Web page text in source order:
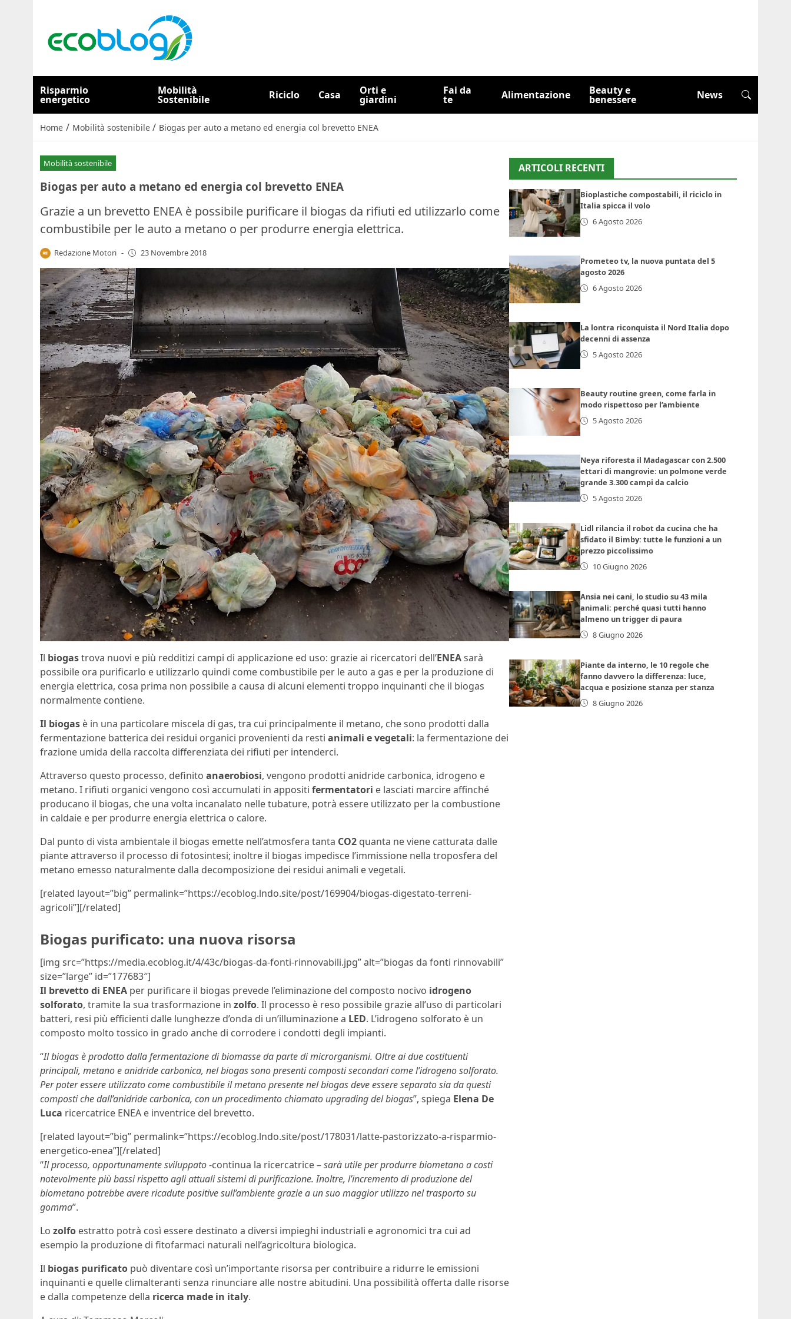
Risparmio
energetico
Mobilità
Sostenibile Riciclo Casa Orti e
giardini
Fai da
te Alimentazione Beauty e
benessere News
Home / Mobilità sostenibile / Biogas per auto a metano ed energia col brevetto ENEA
Mobilità sostenibile
Biogas per auto a metano ed energia col brevetto ENEA
Grazie a un brevetto ENEA è possibile purificare il biogas da rifiuti ed utilizzarlo come
combustibile per le auto a metano o per produrre energia elettrica.
Redazione Motori - 23 Novembre 2018
Il biogastrova nuovi e più redditizi campi di applicazione ed uso: grazie ai ricercatori dell’ENEAsarà
possibile ora purificarlo e utilizzarlo quindi come combustibile per le auto a gas e per la produzione di
energia elettrica, cosa prima non possibile a causa di alcuni elementi troppo inquinanti che il biogas
normalmente contiene.
Il biogas è in una particolare miscela di gas, tra cui principalmente il metano, che sono prodotti dalla
fermentazione batterica dei residui organici provenienti da resti animali e vegetali: la fermentazione dei
frazione umida della raccolta differenziata dei rifiuti per intenderci.
Attraverso questo processo, definito anaerobiosi, vengono prodotti anidride carbonica, idrogeno e
metano. I rifiuti organici vengono così accumulati in appositi fermentatori e lasciati marcire affinché
producano il biogas, che una volta incanalato nelle tubature, potrà essere utilizzato per la combustione
in caldaie e per produrre energia elettrica o calore.
Dal punto di vista ambientale il biogas emette nell’atmosfera tanta CO2 quanta ne viene catturata dalle
piante attraverso il processo di fotosintesi; inoltre il biogas impedisce l’immissione nella troposfera del
metano emesso naturalmente dalla decomposizione dei residui animali e vegetali.
[related layout=”big” permalink=”https://ecoblog.lndo.site/post/169904/biogas-digestato-terreni-
agricoli”][/related]
Biogas purificato: una nuova risorsa
[img src=”https://media.ecoblog.it/4/43c/biogas-da-fonti-rinnovabili.jpg” alt=”biogas da fonti rinnovabili”
size=”large” id=”177683″]
Il brevetto di ENEA per purificare il biogas prevede l’eliminazione del composto nocivo idrogeno
solforato, tramite la sua trasformazione in zolfo. Il processo è reso possibile grazie all’uso di particolari
batteri, resi più efficienti dalle lunghezze d’onda di un’illuminazione a LED. L’idrogeno solforato è un
composto molto tossico in grado anche di corrodere i condotti degli impianti.
“Il biogas è prodotto dalla fermentazione di biomasse da parte di microrganismi. Oltre ai due costituenti
principali, metano e anidride carbonica, nel biogas sono presenti composti secondari come l’idrogeno solforato.
Per poter essere utilizzato come combustibile il metano presente nel biogas deve essere separato sia da questi
composti che dall’anidride carbonica, con un procedimento chiamato upgrading del biogas”, spiega Elena De
Luca ricercatrice ENEA e inventrice del brevetto.
[related layout=”big” permalink=”https://ecoblog.lndo.site/post/178031/latte-pastorizzato-a-risparmio-
energetico-enea”][/related]
“Il processo, opportunamente sviluppato-continua la ricercatrice –sarà utile per produrre biometano a costi
notevolmente più bassi rispetto agli attuali sistemi di purificazione. Inoltre, l’incremento di produzione del
biometano potrebbe avere ricadute positive sull’ambiente grazie a un suo maggior utilizzo nel trasporto su
gomma”.
Lo zolfo estratto potrà così essere destinato a diversi impieghi industriali e agronomici tra cui ad
esempio la produzione di fitofarmaci naturali nell’agricoltura biologica.
Il biogas purificato può diventare così un’importante risorsa per contribuire a ridurre le emissioni
inquinanti e quelle climalteranti senza rinunciare alle nostre abitudini. Una possibilità offerta dalle risorse
e dalla competenze della ricerca made in italy.
ARTICOLI RECENTI
Bioplastiche compostabili, il riciclo in
Italia spicca il volo
6 Agosto 2026
Prometeo tv, la nuova puntata del 5
agosto 2026
6 Agosto 2026
La lontra riconquista il Nord Italia dopo
decenni di assenza
5 Agosto 2026
Beauty routine green, come farla in
modo rispettoso per l’ambiente
5 Agosto 2026
Neya riforesta il Madagascar con 2.500
ettari di mangrovie: un polmone verde
grande 3.300 campi da calcio
5 Agosto 2026
Lidl rilancia il robot da cucina che ha
sfidato il Bimby: tutte le funzioni a un
prezzo piccolissimo
10 Giugno 2026
Ansia nei cani, lo studio su 43 mila
animali: perché quasi tutti hanno
almeno un trigger di paura
8 Giugno 2026
Piante da interno, le 10 regole che
fanno davvero la differenza: luce,
acqua e posizione stanza per stanza
8 Giugno 2026